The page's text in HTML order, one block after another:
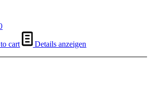
cart Details anzeigen